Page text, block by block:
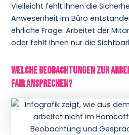
Vielleicht fehlt Ihnen die
Anwesenheit im Büro
ehrliche Frage: Arbeitet der
oder fehlt Ihnen nur die
Welche Beobachtungen zur
fair ansprechen?